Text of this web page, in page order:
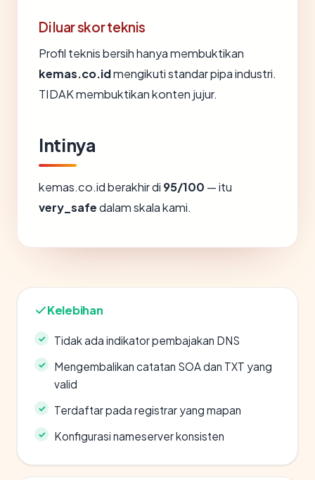
Di luar skor teknis
Profil teknis bersih hanya membuktikan
kemas.co.idmengikuti standar pipa industri.
TIDAK membuktikan konten jujur.
Intinya
kemas.co.id berakhir di 95/100 — itu
very_safedalam skala kami.
Kelebihan
Tidak ada indikator pembajakan DNS
Mengembalikan catatan SOA dan TXT yang
valid
Terdaftar pada registrar yang mapan
Konfigurasi nameserver konsisten